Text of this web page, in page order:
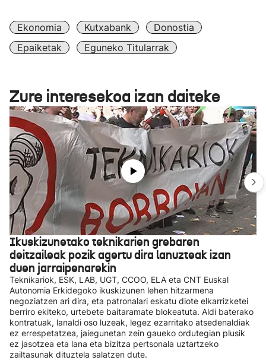
Ekonomia Kutxabank
Donostia
Epaiketak
Eguneko Titularrak
Zure interesekoa izan daiteke
Ikuskizunetako teknikarien grebaren
deitzaileak pozik agertu dira lanuzteak izan
duen jarraipenarekin
Teknikariok, ESK, LAB, UGT, CCOO, ELA eta CNT Euskal
Autonomia Erkidegoko ikuskizunen lehen hitzarmena
negoziatzen ari dira, eta patronalari eskatu diote elkarrizketei
berriro ekiteko, urtebete baitaramate blokeatuta. Aldi baterako
kontratuak, lanaldi oso luzeak, legez ezarritako atsedenaldiak
ez errespetatzea, jaiegunetan zein gaueko ordutegian plusik
ez jasotzea eta lana eta bizitza pertsonala uztartzeko
zailtasunak dituztela salatzen dute.